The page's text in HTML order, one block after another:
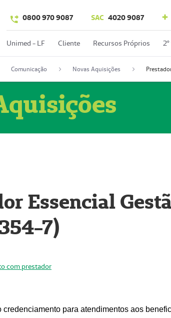
0800 970 9087 SAC 4020 9087
Unimed - LF Cliente Recursos Próprios
Comunicação Novas Aquisições
Essencial
7)
com prestador
credenciamento para atendimentos aos